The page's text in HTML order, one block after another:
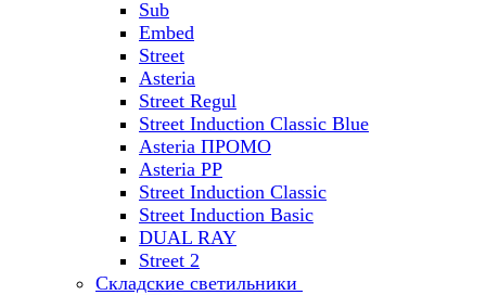
Sub
Embed
Street
Asteria
Street Regul
Street Induction Classic Blue
Asteria ПРОМО
Asteria PP
Street Induction Classic
Street Induction Basic
DUAL RAY
Street 2
Складские светильники